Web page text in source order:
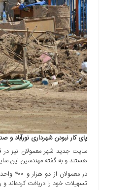
پای کار نبودن شهرداری نورآباد و صدور تنها ۴
هستند و به گفته مهندسین این
تسهیلات خود را دریافت کرده‌اند